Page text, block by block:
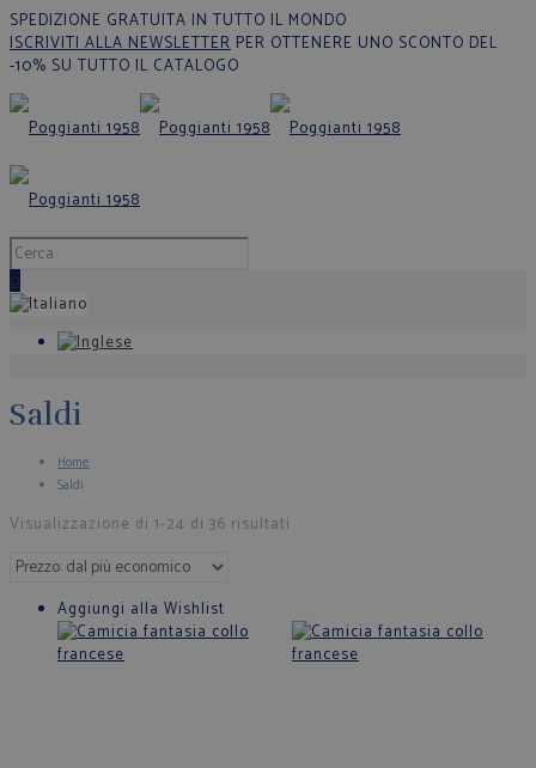
SPEDIZIONE GRATUITA IN TUTTO IL MONDO
ISCRIVITI ALLA NEWSLETTER PER OTTENERE UNO SCONTO DEL
-10% SU TUTTO IL CATALOGO
0
Saldi
Home
Saldi
Visualizzazione di 1-24 di 36 risultati
Aggiungi alla Wishlist